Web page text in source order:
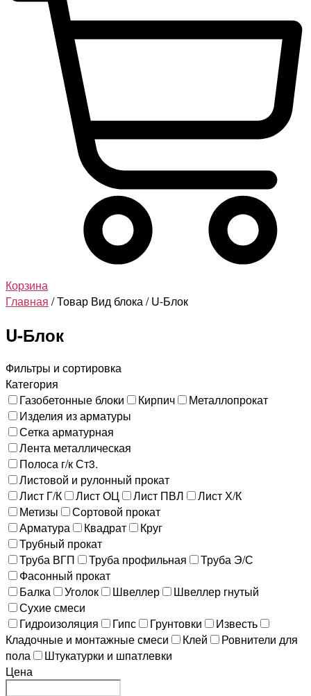
Корзина
Главная / Товар Вид блока / U-Блок
U-Блок
Фильтры и сортировка
Категория
Газобетонные блоки
Кирпич
Металлопрокат
Изделия из арматуры
Сетка арматурная
Лента металлическая
Полоса г/к Ст3.
Листовой и рулонный прокат
Лист Г/К
Лист ОЦ Лист ПВЛ
Лист Х/К
Метизы
Сортовой прокат
Арматура
Квадрат
Круг
Трубный прокат
Труба ВГП
Труба профильная
Труба Э/С
Фасонный прокат
Балка
Уголок Швеллер
Швеллер гнутый
Сухие смеси
Гидроизоляция
Гипс Грунтовки
Известь
Кладочные и монтажные смеси
Клей
Ровнители для
пола
Штукатурки и шпатлевки
Цена